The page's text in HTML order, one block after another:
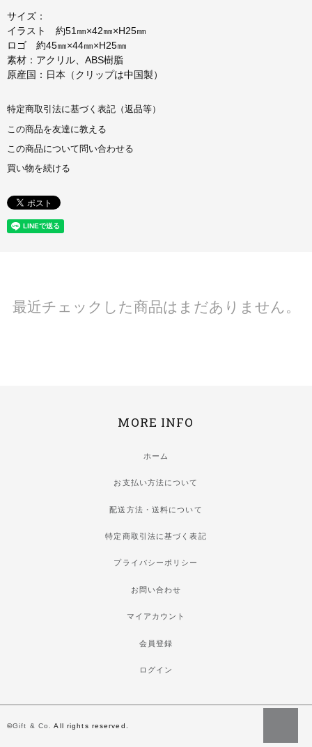
サイズ：
イラスト 約51㎜×42㎜×H25㎜
ロゴ 約45㎜×44㎜×H25㎜
素材：アクリル、ABS樹脂
原産国：日本（クリップは中国製）
特定商取引法に基づく表記（返品等）
この商品を友達に教える
この商品について問い合わせる
買い物を続ける
最近チェックした商品はまだありません。
MORE INFO
ホーム
お支払い方法について
配送方法・送料について
特定商取引法に基づく表記
プライバシーポリシー
お問い合わせ
マイアカウント
会員登録
ログイン
©Gift & Co. All rights reserved.